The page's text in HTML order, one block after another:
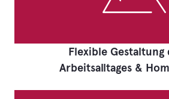
Flexible Gestaltung
Arbeitsalltages &